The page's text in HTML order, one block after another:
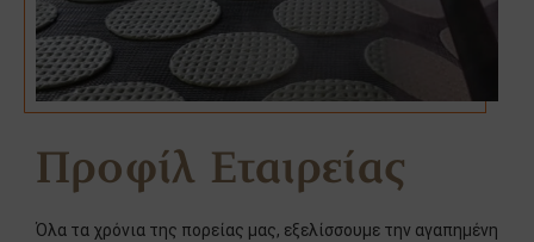
Προφίλ Εταιρείας
Όλα τα χρόνια της πορείας μας, εξελίσσουμε την αγαπημένη